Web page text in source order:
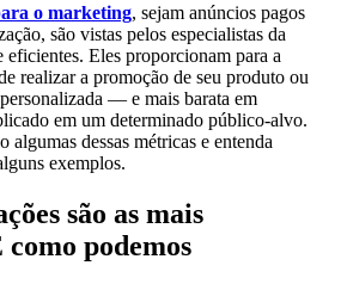
o marketing, sejam anúncios pagos
são vistas pelos especialistas da
eficientes. Eles proporcionam para a
realizar a promoção de seu produto ou
— e mais barata em
em um determinado público-alvo.
algumas dessas métricas e entenda
exemplos.
são as mais
podemos